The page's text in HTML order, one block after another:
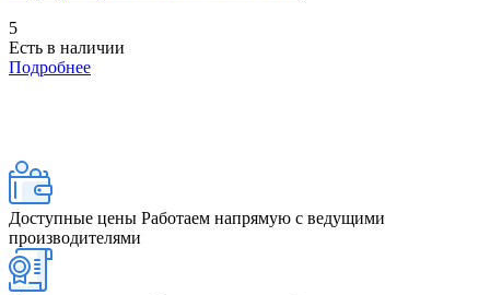
5
Есть в наличии
Подробнее
Доступные цены Работаем напрямую с ведущими
производителями